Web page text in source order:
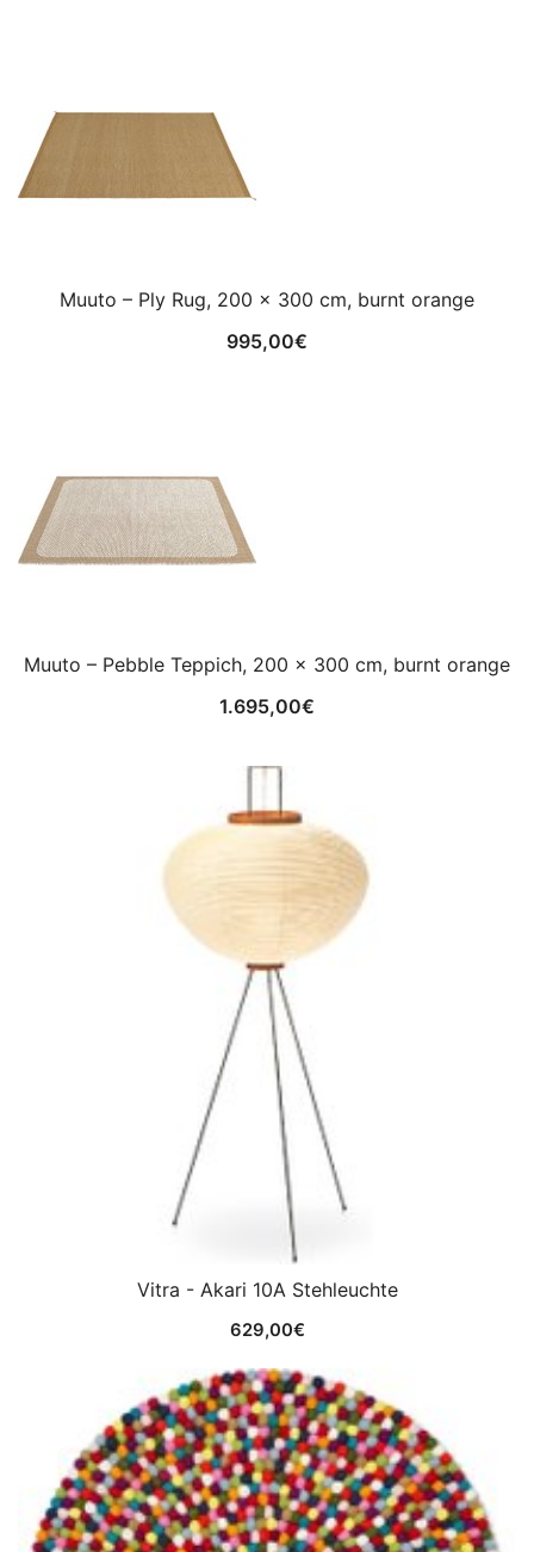
Muuto – Ply Rug, 200 x 300 cm, burnt orange
995,00€
Muuto – Pebble Teppich, 200 x 300 cm, burnt orange
1.695,00€
Vitra - Akari 10A Stehleuchte
629,00€